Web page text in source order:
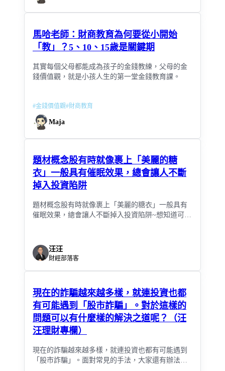
馬哈老師：財商教育為何要從小開始
「教」？5、10、15歲是關鍵期
其實每個父母都能成為孩子的金錢教練，父母的金
錢價值觀，就是小孩人生的第一堂金錢教育課。
#金錢價值觀#財商教育
Maja
題材概念股有時就像裹上「美麗的糖
衣」一般具有催眠效果，總會讓人不斷
掉入投資陷阱
題材概念股有時就像裹上「美麗的糖衣」一般具有
催眠效果，總會讓人不斷掉入投資陷阱~想知道可以
汪汪
財經部落客
現在的詐騙越來越多樣，就連投資也都
有可能遇到「股市詐騙」。對於這樣的
問題可以有什麼樣的解決之道呢？（汪
汪理財專欄）
現在的詐騙越來越多樣，就連投資也都有可能遇到
「股市詐騙」。面對常見的手法，大家還有辦法透